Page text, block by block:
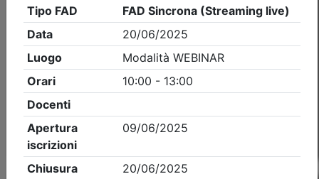
Cesena- Eventi in programma dal6/8/2026
Precedente 1 Successiva
Nessun risultato per i parametri inseriti